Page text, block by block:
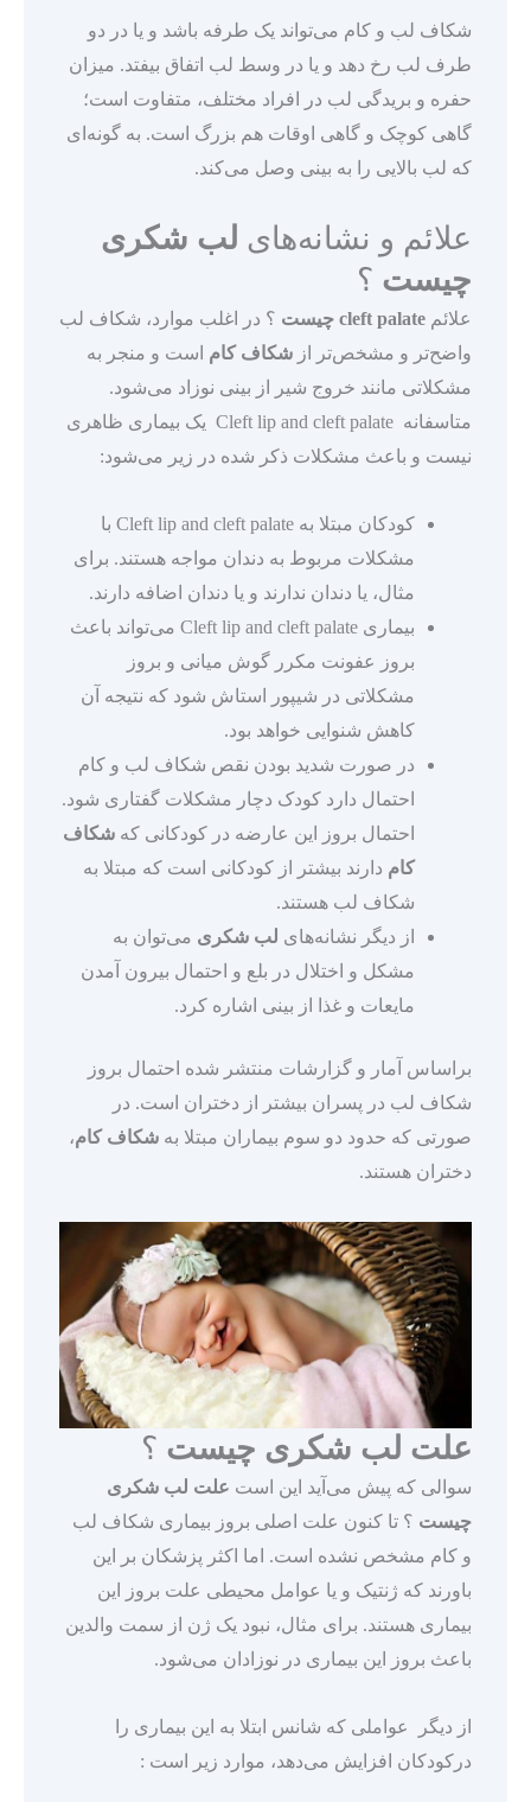
شکاف لب و کام می‌تواند یک طرفه باشد و یا در دو
طرف لب رخ دهد و یا در وسط لب اتفاق بیفتد. میزان
حفره و بریدگی لب در افراد مختلف، متفاوت است؛
گاهی کوچک و گاهی اوقات هم بزرگ است. به گونه‌ای
که لب بالایی را به بینی وصل می‌کند.
علائم و نشانه‌های لب شکری
چیست ؟
علائم cleft palate چیست
؟ در اغلب موارد، شکاف لب
واضح‌تر و مشخص‌تر از شکاف کام است و منجر به
مشکلاتی مانند خروج شیر از بینی نوزاد می‌شود.
متاسفانه Cleft lip and cleft palate یک بیماری ظاهری
نیست و باعث مشکلات ذکر شده در زیر می‌شود:
کودکان مبتلا به Cleft lip and cleft palate با
مشکلات مربوط به دندان مواجه هستند. برای
مثال، یا دندان ندارند و یا دندان اضافه دارند.
بیماری Cleft lip and cleft palate می‌تواند باعث
بروز عفونت مکرر گوش میانی و بروز
مشکلاتی در شیپور استاش شود که نتیجه آن
کاهش شنوایی خواهد بود.
در صورت شدید بودن نقص شکاف لب و کام
احتمال دارد کودک دچار مشکلات گفتاری شود.
احتمال بروز این عارضه در کودکانی که شکاف
کام دارند بیشتر از کودکانی است که مبتلا به
شکاف لب هستند.
از دیگر نشانه‌های لب شکری می‌توان به
مشکل و اختلال در بلع و احتمال بیرون آمدن
مایعات و غذا از بینی اشاره کرد.
براساس آمار و گزارشات منتشر شده احتمال بروز
شکاف لب در پسران بیشتر از دختران است. در
صورتی که حدود دو سوم بیماران مبتلا به شکاف کام،
دختران هستند.
علت لب شکری چیست ؟
سوالی که پیش می‌آید این است علت لب شکری
چیست ؟ تا کنون علت اصلی بروز بیماری شکاف لب
و کام مشخص نشده است. اما اکثر پزشکان بر این
باورند که ژنتیک و یا عوامل محیطی علت بروز این
بیماری هستند. برای مثال، نبود یک ژن از سمت والدین
باعث بروز این بیماری در نوزادان می‌شود.
از دیگر عواملی که شانس ابتلا به این بیماری را
درکودکان افزایش می‌دهد، موارد زیر است :